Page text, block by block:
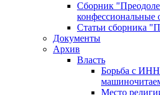
Сборник
конфессиональные
Статьи сборника
Документы
Архив
Власть
Борьба с
Место